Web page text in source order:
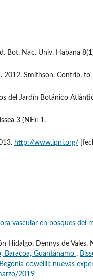
Bot. Nac. Univ. Habana
2012. Smithson. Contrib.
del Jardín Botánico
3 (NE): 1.
http://www.ipni.org/
vascular en bosques del
Hidalgo, Dennys de Vales,
Baracoa, Guantánamo ,
cowellii: nuevas
2019